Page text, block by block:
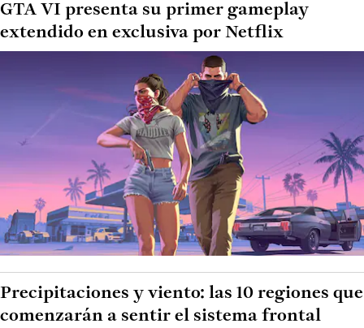
GTA VI presenta su primer gameplay
extendido en exclusiva por Netflix
Precipitaciones y viento: las 10 regiones que
comenzarán a sentir el sistema frontal